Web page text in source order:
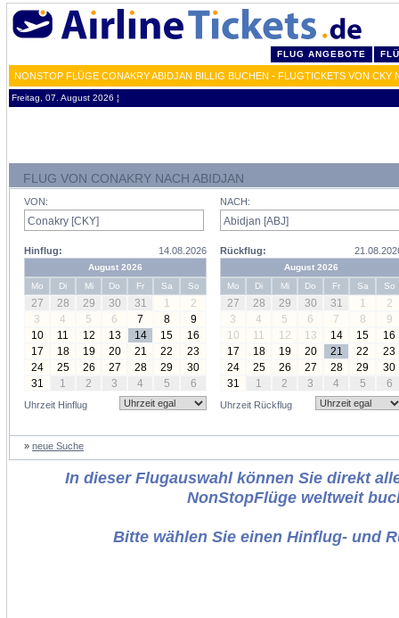
FLUG ANGEBOTE
NONSTOP FLÜGE CONAKRY ABIDJAN BILLIG BUCHEN - FLUGTICKETS VON CKY
Freitag, 07. August 2026 ¦
FLUG VON CONAKRY NACH ABIDJAN
VON:
Hinflug: 14.08.2026
August 2026
Mo
Di Mi Do Fr Sa So
27 28 29 30 31 1
2
3
4 5 6 7 8
9
10
11 12 13 14 15
16
17
18 19 20 21 22
23
24
25 26 27 28 29
30
31
1 2 3 4 5 6
Uhrzeit Hinflug
NACH:
Rückflug:
August 2026
Mo
Di Mi Do Fr Sa So
27 28 29 30 31 1
2
3
4 5 6 7 8
9
10
11 12 13 14 15
16
17
18 19 20 21 22
23
24
25 26 27 28 29
30
31
1 2 3 4 5 6
Uhrzeit Rückflug
» neue Suche
In dieser Flugauswahl können Sie direkt
NonStopFlüge weltweit
Bitte wählen Sie einen Hinflug- und